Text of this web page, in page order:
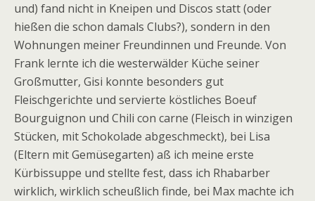
und) fand nicht in Kneipen und Discos statt (oder
hießen die schon damals Clubs?), sondern in den
Wohnungen meiner Freundinnen und Freunde. Von
Frank lernte ich die westerwälder Küche seiner
Großmutter, Gisi konnte besonders gut
Fleischgerichte und servierte köstliches Boeuf
Bourguignon und Chili con carne (Fleisch in winzigen
Stücken, mit Schokolade abgeschmeckt), bei Lisa
(Eltern mit Gemüsegarten) aß ich meine erste
Kürbissuppe und stellte fest, dass ich Rhabarber
wirklich, wirklich scheußlich finde, bei Max machte ich